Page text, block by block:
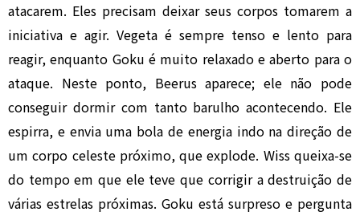
atacarem. Eles precisam deixar seus corpos tomarem a
iniciativa e agir. Vegeta é sempre tenso e lento para
reagir, enquanto Goku é muito relaxado e aberto para o
ataque. Neste ponto, Beerus aparece; ele não pode
conseguir dormir com tanto barulho acontecendo. Ele
espirra, e envia uma bola de energia indo na direção de
um corpo celeste próximo, que explode. Wiss queixa-se
do tempo em que ele teve que corrigir a destruição de
várias estrelas próximas. Goku está surpreso e pergunta